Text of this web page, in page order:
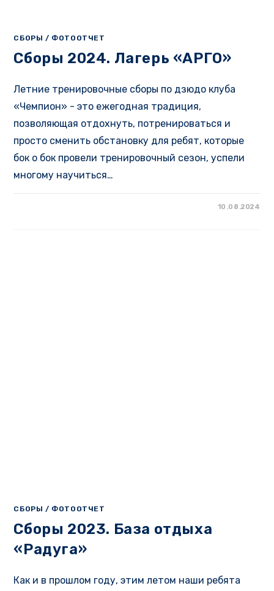
СБОРЫ / ФОТООТЧЕТ
Сборы 2024. Лагерь «АРГО»
Летние тренировочные сборы по дзюдо клуба
«Чемпион» - это ежегодная традиция,
позволяющая отдохнуть, потренироваться и
просто сменить обстановку для ребят, которые
бок о бок провели тренировочный сезон, успели
многому научиться…
10.08.2024
СБОРЫ / ФОТООТЧЕТ
Сборы 2023. База отдыха
«Радуга»
Как и в прошлом году, этим летом наши ребята